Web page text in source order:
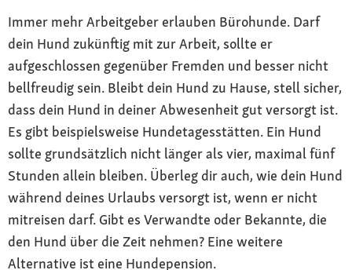
Immer mehr Arbeitgeber erlauben Bürohunde. Darf
dein Hund zukünftig mit zur Arbeit, sollte er
aufgeschlossen gegenüber Fremden und besser nicht
bellfreudig sein. Bleibt dein Hund zu Hause, stell sicher,
dass dein Hund in deiner Abwesenheit gut versorgt ist.
Es gibt beispielsweise Hundetagesstätten. Ein Hund
sollte grundsätzlich nicht länger als vier, maximal fünf
Stunden allein bleiben. Überleg dir auch, wie dein Hund
während deines Urlaubs versorgt ist, wenn er nicht
mitreisen darf. Gibt es Verwandte oder Bekannte, die
den Hund über die Zeit nehmen? Eine weitere
Alternative ist eine Hundepension.